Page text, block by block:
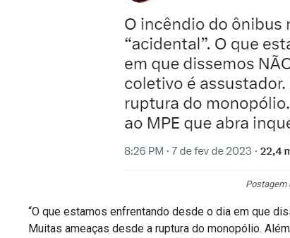
Postagem
“O que estamos enfrentando desde o dia em que
Muitas ameaças desde a ruptura do monopólio.